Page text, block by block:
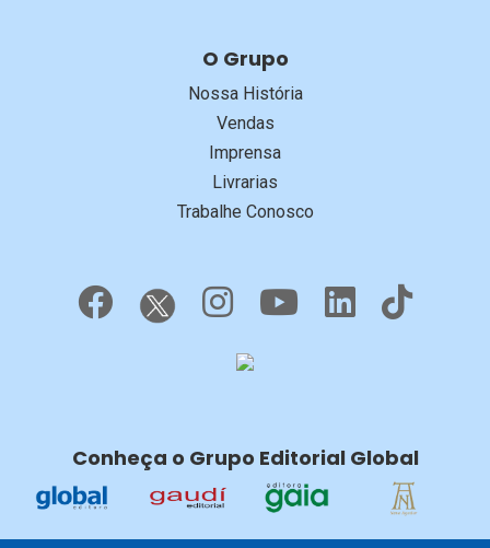
O Grupo
Nossa História
Vendas
Imprensa
Livrarias
Trabalhe Conosco
Conheça o Grupo Editorial Global